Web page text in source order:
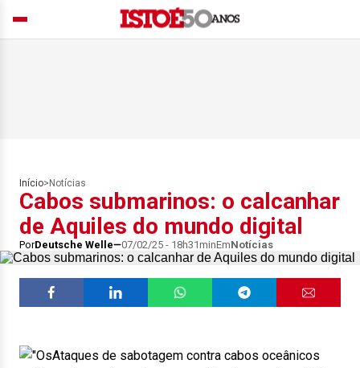
Início> Notícias
Cabos submarinos: o calcanhar
de Aquiles do mundo digital
PorDeutsche Welle 07/02/25 - 18h31minEmNotícias
Ataques de sabotagem contra cabos oceânicos